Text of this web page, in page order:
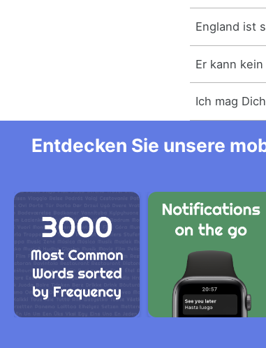
England ist
Er kann
Ich mag
Entdecken Sie unsere